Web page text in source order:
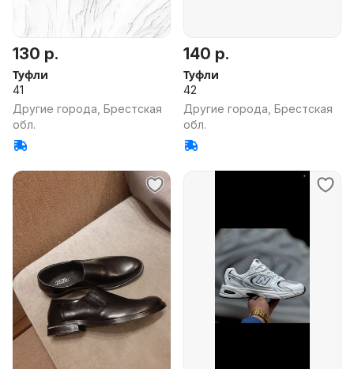
130 р.
Туфли
41
Другие города, Брестская
обл.
140 р.
Туфли
42
Другие города, Брестская
обл.